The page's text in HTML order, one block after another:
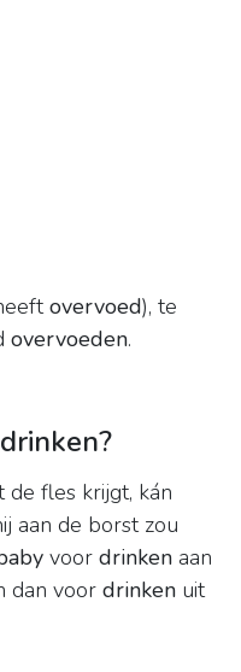
overvoed), te
overvoeden.
fles krijgt, kán
aan de borst zou
voor drinken aan
dan voor drinken uit